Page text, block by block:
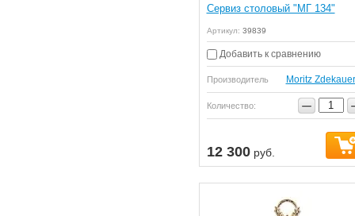
Сервиз столовый "МГ 134"
Артикул: 39839
Добавить к сравнению
Производитель Moritz Zdekauer
Количество: −
12 300руб.